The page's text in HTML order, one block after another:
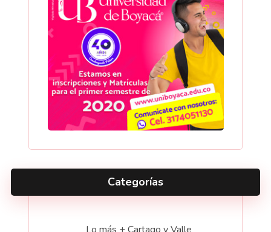
Categorías